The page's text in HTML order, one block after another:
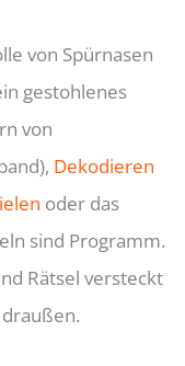
von Spürnasen
gestohlenes
von
Dekodieren
oder das
sind Programm.
Rätsel versteckt